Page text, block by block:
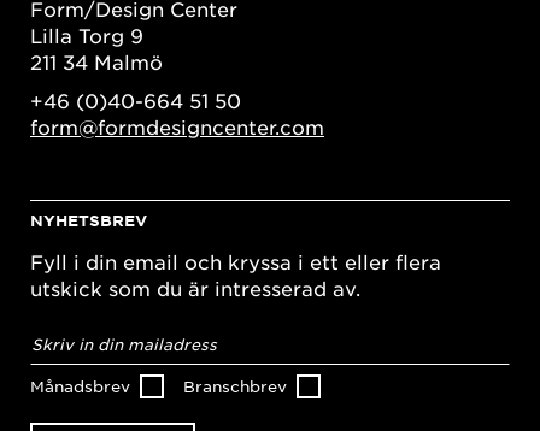
Form/Design Center
Lilla Torg 9
211 34 Malmö
+46 (0)40-664 51 50
form@formdesigncenter.com
NYHETSBREV
Fyll i din email och kryssa i ett eller flera
utskick som du är intresserad av.
postadress*
Månadsbrev Branschbrev